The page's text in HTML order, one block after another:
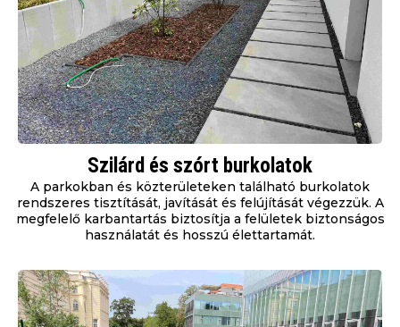
Szilárd és szórt burkolatok
A parkokban és közterületeken található burkolatok
rendszeres tisztítását, javítását és felújítását végezzük. A
megfelelő karbantartás biztosítja a felületek biztonságos
használatát és hosszú élettartamát.